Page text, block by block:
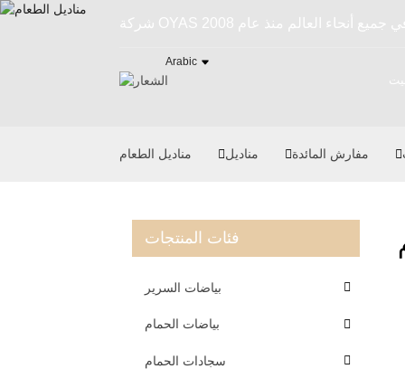
Arabic
بيت
مفارش المائدة مناديل مناديل الطعام
فئات المنتجات
بياضات السرير
بياضات الحمام
سجادات الحمام